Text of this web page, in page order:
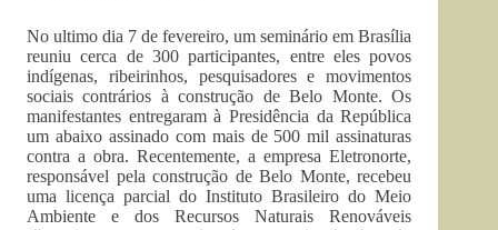
No ultimo dia 7 de fevereiro, um seminário em Brasília
reuniu cerca de 300 participantes, entre eles povos
indígenas, ribeirinhos, pesquisadores e movimentos
sociais contrários à construção de Belo Monte. Os
manifestantes entregaram à Presidência da República
um abaixo assinado com mais de 500 mil assinaturas
contra a obra. Recentemente, a empresa Eletronorte,
responsável pela construção de Belo Monte, recebeu
uma licença parcial do Instituto Brasileiro do Meio
Ambiente e dos Recursos Naturais Renováveis